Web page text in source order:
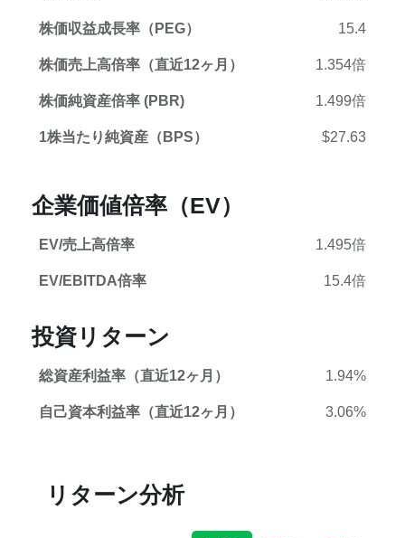
株価収益成長率（PEG） 15.4
株価売上高倍率（直近12ヶ月） 1.354倍
株価純資産倍率 (PBR) 1.499倍
1株当たり純資産（BPS） $27.63
企業価値倍率（EV）
EV/売上高倍率 1.495倍
EV/EBITDA倍率 15.4倍
投資リターン
総資産利益率（直近12ヶ月） 1.94%
自己資本利益率（直近12ヶ月） 3.06%
リターン分析